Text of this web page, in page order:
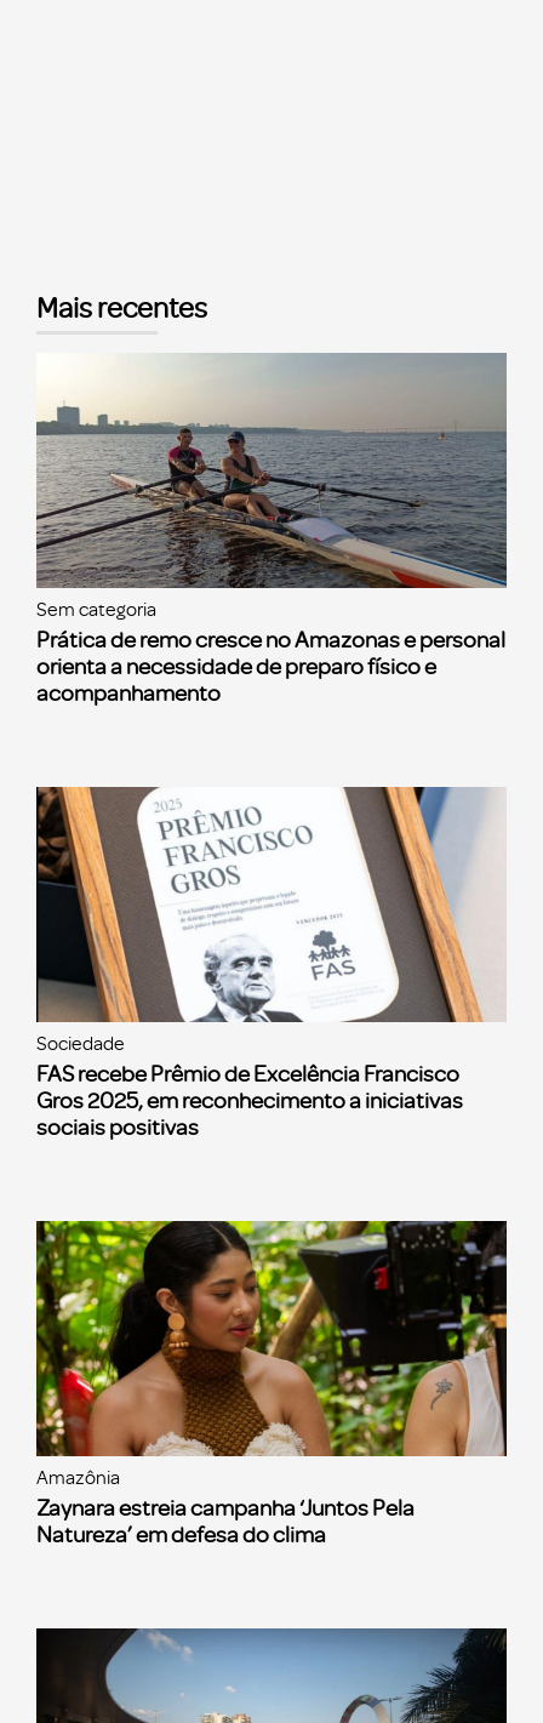
Mais recentes
Sem categoria
Prática de remo cresce no Amazonas e personal
orienta a necessidade de preparo físico e
acompanhamento
Sociedade
FAS recebe Prêmio de Excelência Francisco
Gros 2025, em reconhecimento a iniciativas
sociais positivas
Amazônia
Zaynara estreia campanha ‘Juntos Pela
Natureza’ em defesa do clima